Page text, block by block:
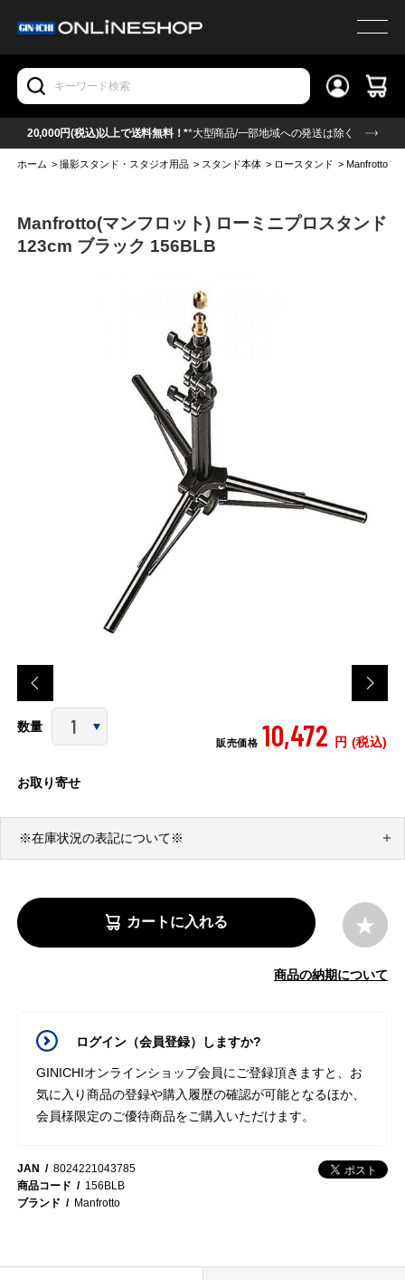
20,000円(税込)以上で送料無料！**大型商品/一部地域への発送は除く
ホーム >撮影スタンド・スタジオ用品 > スタンド本体 > ロースタンド >Manfrotto(マ
Manfrotto(マンフロット) ローミニプロスタンド
123cm ブラック 156BLB
数量
販売価格 10,472 円 (税込)
お取り寄せ
※在庫状況の表記について※
カートに入れる
商品の納期について
ログイン（会員登録）しますか?
GINICHIオンラインショップ会員にご登録頂きますと、お
気に入り商品の登録や購入履歴の確認が可能となるほか、
会員様限定のご優待商品をご購入いただけます。
JAN
8024221043785
商品コード
156BLB
ブランド
Manfrotto